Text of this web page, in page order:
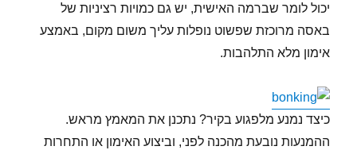
יכול לומר שברמה האישית, יש גם כמויות רציניות של
באסה מרוכזת שפשוט נופלות עליך משום מקום, באמצע
אימון מלא התלהבות.
כיצד נמנע מלפגוע בקיר? נתכנן את המאמץ מראש.
ההמנעות נובעת מהכנה לפני, וביצוע האימון או התחרות